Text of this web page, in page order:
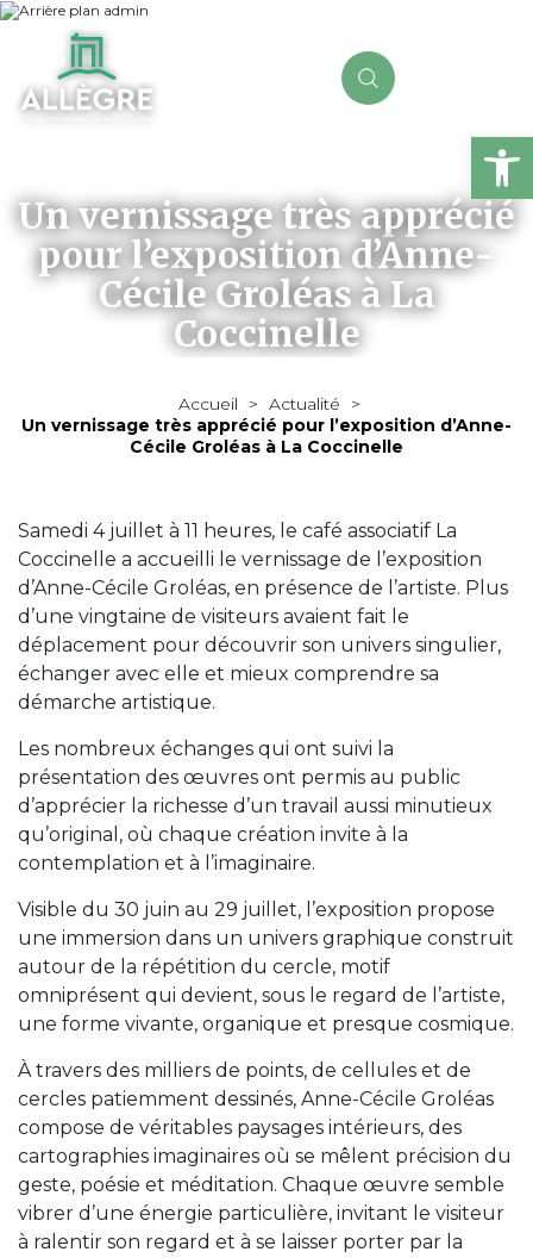
Un vernissage très apprécié
pour l’exposition d’Anne-
Cécile Groléas à La
Coccinelle
Accueil > Actualité
>
Un vernissage très apprécié pour l’exposition d’Anne-
Cécile Groléas à La Coccinelle
Samedi 4 juillet à 11 heures, le café associatif La
Coccinelle a accueilli le vernissage de l’exposition
d’Anne-Cécile Groléas, en présence de l’artiste. Plus
d’une vingtaine de visiteurs avaient fait le
déplacement pour découvrir son univers singulier,
échanger avec elle et mieux comprendre sa
démarche artistique.
Les nombreux échanges qui ont suivi la
présentation des œuvres ont permis au public
d’apprécier la richesse d’un travail aussi minutieux
qu’original, où chaque création invite à la
contemplation et à l’imaginaire.
Visible du 30 juin au 29 juillet, l’exposition propose
une immersion dans un univers graphique construit
autour de la répétition du cercle, motif
omniprésent qui devient, sous le regard de l’artiste,
une forme vivante, organique et presque cosmique.
À travers des milliers de points, de cellules et de
cercles patiemment dessinés, Anne-Cécile Groléas
compose de véritables paysages intérieurs, des
cartographies imaginaires où se mêlent précision du
geste, poésie et méditation. Chaque œuvre semble
vibrer d’une énergie particulière, invitant le visiteur
à ralentir son regard et à se laisser porter par la